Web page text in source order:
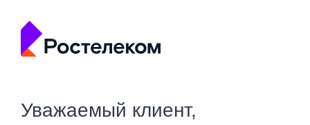
Уважаемый клиент,